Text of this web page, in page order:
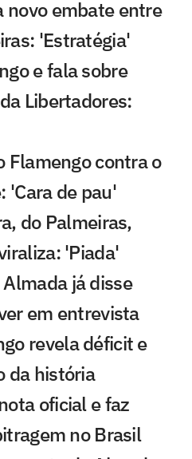
novo embate entre
'Estratégia'
e fala sobre
Libertadores:
Flamengo contra o
'Cara de pau'
do Palmeiras,
'Piada'
já disse
em entrevista
revela déficit e
da história
oficial e faz
no Brasil